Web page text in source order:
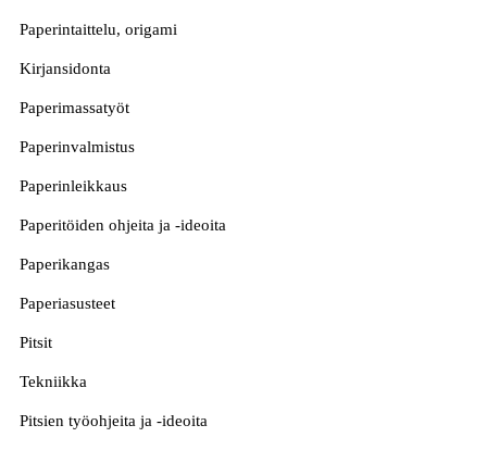
Paperintaittelu, origami
Kirjansidonta
Paperimassatyöt
Paperinvalmistus
Paperinleikkaus
Paperitöiden ohjeita ja -ideoita
Paperikangas
Paperiasusteet
Pitsit
Tekniikka
Pitsien työohjeita ja -ideoita